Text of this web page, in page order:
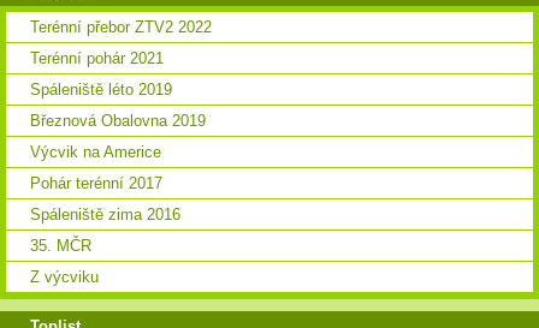
Terénní přebor ZTV2 2022
Terénní pohár 2021
Spáleniště léto 2019
Březnová Obalovna 2019
Výcvik na Americe
Pohár terénní 2017
Spáleniště zima 2016
35. MČR
Z výcviku